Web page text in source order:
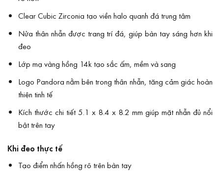
Clear Cubic Zirconia tạo viền halo quanh đá trung tâm
Nửa thân nhẫn được trang trí đá, giúp bàn tay sáng hơn khi
đeo
Lớp mạ vàng hồng 14k tạo sắc ấm, mềm và sang
Logo Pandora nằm bên trong thân nhẫn, tăng cảm giác hoàn
thiện tinh tế
Kích thước chi tiết 5.1 x 8.4 x 8.2 mm giúp mặt nhẫn đủ nổi
bật trên tay
Khi đeo thực tế
Tạo điểm nhấn hồng rõ trên bàn tay